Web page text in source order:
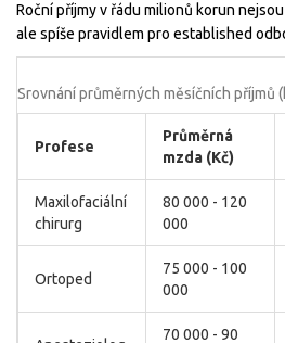
Roční příjmy v řádu milionů korun
ale spíše pravidlem pro established
Srovnání průměrných měsíčních příjmů
Profese
Průměrná
mzda (Kč)
Maxilofaciální
chirurg
80 000 - 120
000
Ortoped
75 000 - 100
000
70 000 - 90